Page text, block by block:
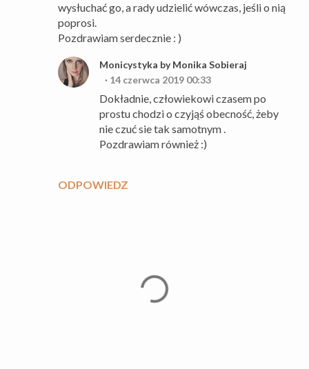
wysłuchać go, a rady udzielić wówczas, jeśli o nią
poprosi.
Pozdrawiam serdecznie : )
ODPOWIEDZ
Monicystyka by Monika Sobieraj
14 czerwca 2019 00:33
Dokładnie, człowiekowi czasem po
prostu chodzi o czyjąś obecność, żeby
nie czuć sie tak samotnym .
Pozdrawiam również :)